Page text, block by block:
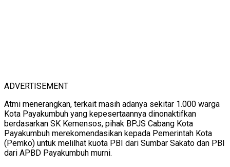
ADVERTISEMENT
Atmi menerangkan, terkait masih adanya sekitar 1.000 warga
Kota Payakumbuh yang kepesertaannya dinonaktifkan
berdasarkan SK Kemensos, pihak BPJS Cabang Kota
Payakumbuh merekomendasikan kepada Pemerintah Kota
(Pemko) untuk melilhat kuota PBI dari Sumbar Sakato dan PBI
dari APBD Payakumbuh murni.